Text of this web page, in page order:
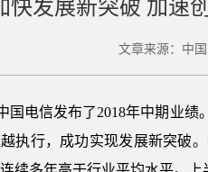
快发展新突破 加速
文章来源：中
国电信发布了2018年中期业
执行，成功实现发展新突破